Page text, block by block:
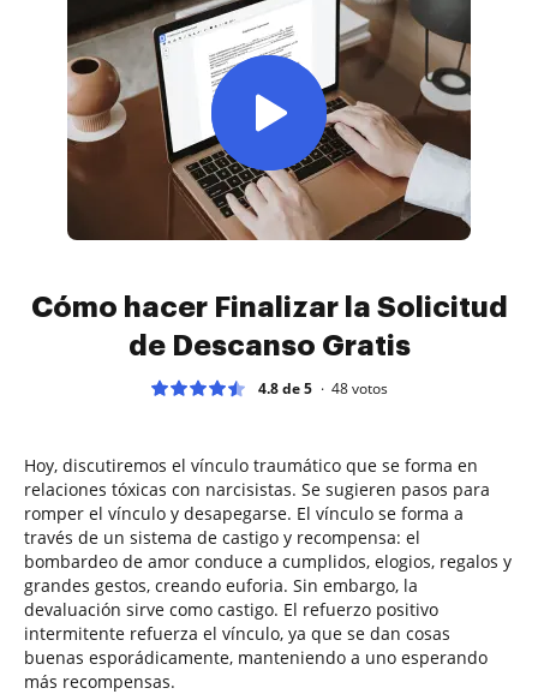
Cómo hacer Finalizar la Solicitud
de Descanso Gratis
4.8 de 5 48votos
Hoy, discutiremos el vínculo traumático que se forma en
relaciones tóxicas con narcisistas. Se sugieren pasos para
romper el vínculo y desapegarse. El vínculo se forma a
través de un sistema de castigo y recompensa: el
bombardeo de amor conduce a cumplidos, elogios, regalos y
grandes gestos, creando euforia. Sin embargo, la
devaluación sirve como castigo. El refuerzo positivo
intermitente refuerza el vínculo, ya que se dan cosas
buenas esporádicamente, manteniendo a uno esperando
más recompensas.